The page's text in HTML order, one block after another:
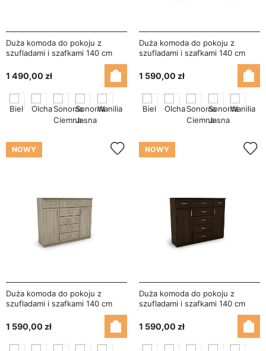
Duża komoda do pokoju z
szufladami i szafkami 140 cm
1 490,00 zł
Duża komoda do pokoju z
szufladami i szafkami 140 cm
1 590,00 zł
NOWY
Duża komoda do pokoju z
szufladami i szafkami 140 cm
1 590,00 zł
NOWY
Duża komoda do pokoju z
szufladami i szafkami 140 cm
1 590,00 zł